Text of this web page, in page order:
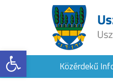
Eszköztár megnyitása
Közérdekű